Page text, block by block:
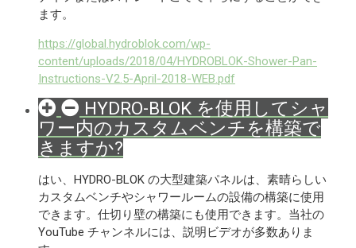
ます。
https://global.hydroblok.com/wp-
content/uploads/2018/04/HYDROBLOK-Shower-Pan-
Instructions-V2.5-April-2018-WEB.pdf
HYDRO-BLOK を使用してシャ
ワー内のカスタムベンチを構築で
きますか?
はい、HYDRO-BLOK の大型建築パネルは、素晴らしい
カスタムベンチやシャワールームの設備の構築に使用
できます。仕切り壁の構築にも使用できます。当社の
YouTube チャンネルには、説明ビデオが多数ありま